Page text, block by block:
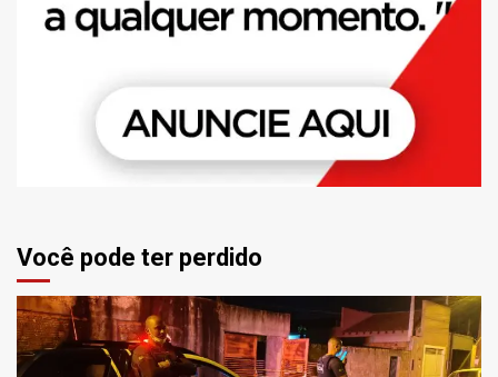
Você pode ter perdido